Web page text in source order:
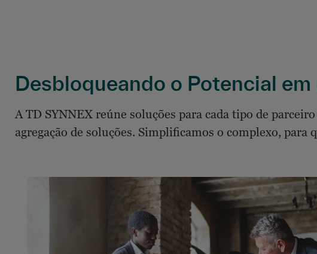
Desbloqueando o Potencial
A TD SYNNEX reúne soluções para cada tipo de
agregação de soluções. Simplificamos o complexo,